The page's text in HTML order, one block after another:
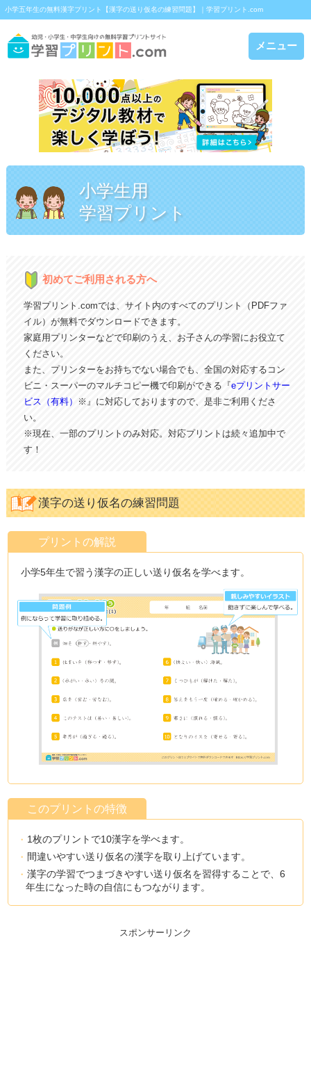
小学五年生の無料漢字プリント【漢字の送り仮名の練習問題】｜学習プリント.com
メニュー
小学生用
学習プリント
初めてご利用される方へ
学習プリント.comでは、サイト内のすべてのプリント（PDFファ
イル）が無料でダウンロードできます。
家庭用プリンターなどで印刷のうえ、お子さんの学習にお役立て
ください。
また、プリンターをお持ちでない場合でも、全国の対応するコン
ビニ・スーパーのマルチコピー機で印刷ができる『eプリントサー
ビス（有料）
※』に対応しておりますので、是非ご利用くださ
い。
※現在、一部のプリントのみ対応。対応プリントは続々追加中で
す！
漢字の送り仮名の練習問題
プリントの解説
小学5年生で習う漢字の正しい送り仮名を学べます。
このプリントの特徴
1枚のプリントで10漢字を学べます。
間違いやすい送り仮名の漢字を取り上げています。
漢字の学習でつまづきやすい送り仮名を習得することで、6
年生になった時の自信にもつながります。
スポンサーリンク